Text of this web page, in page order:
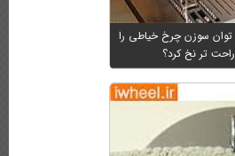
سوزن چرخ خیاطی را
راحت تر نخ کرد؟